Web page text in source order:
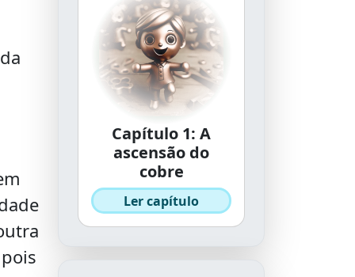
Capítulo 1: A
ascensão do
cobre
Ler capítulo